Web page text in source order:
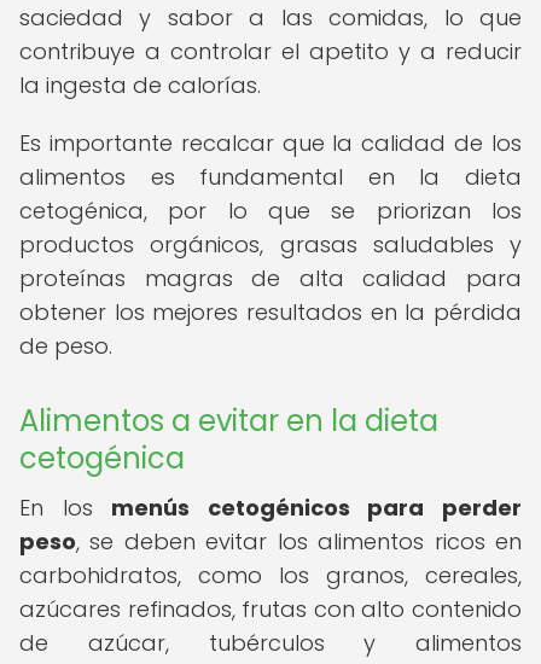
saciedad y sabor a las comidas, lo que
contribuye a controlar el apetito y a reducir
la ingesta de calorías.
Es importante recalcar que la calidad de los
alimentos es fundamental en la dieta
cetogénica, por lo que se priorizan los
productos orgánicos, grasas saludables y
proteínas magras de alta calidad para
obtener los mejores resultados en la pérdida
de peso.
Alimentos a evitar en la dieta
cetogénica
En los menús cetogénicos para perder
peso, se deben evitar los alimentos ricos en
carbohidratos, como los granos, cereales,
azúcares refinados, frutas con alto contenido
de azúcar, tubérculos y alimentos